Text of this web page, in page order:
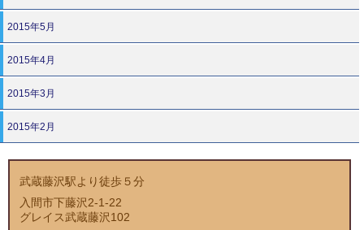
2015年5月
2015年4月
2015年3月
2015年2月
武蔵藤沢駅より徒歩５分
入間市下藤沢2-1-22
グレイス武蔵藤沢102